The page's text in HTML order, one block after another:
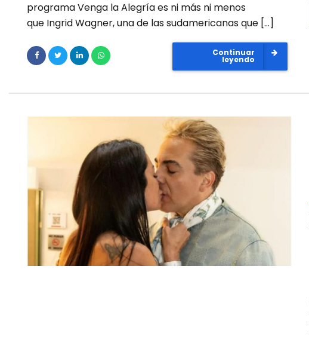
programa Venga la Alegría es ni más ni menos
que Ingrid Wagner, una de las sudamericanas que […]
Continuar
leyendo